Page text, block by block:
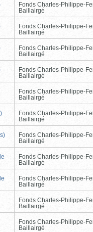
Fonds Charles-Philippe-
Baillairgé
Fonds Charles-Philippe-
Baillairgé
Fonds Charles-Philippe-
Baillairgé
Fonds Charles-Philippe-
Baillairgé
Fonds Charles-Philippe-
Baillairgé
Fonds Charles-Philippe-
Baillairgé
Fonds Charles-Philippe-
Baillairgé
Fonds Charles-Philippe-
Baillairgé
Fonds Charles-Philippe-
Baillairgé
Fonds Charles-Philippe-
Baillairgé
Fonds Charles-Philippe-
Baillairgé